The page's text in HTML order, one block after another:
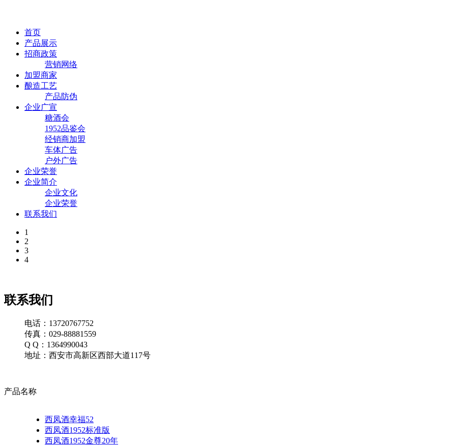
首页
产品展示
招商政策
营销网络
加盟商家
酿造工艺
产品防伪
企业广宣
糖酒会
1952品鉴会
经销商加盟
车体广告
户外广告
企业荣誉
企业简介
企业文化
企业荣誉
联系我们
1
2
3
4
联系我们
电话：13720767752
传真：029-88881559
Q Q：1364990043
地址：西安市高新区西部大道117号
产品名称
西凤酒幸福52
西凤酒1952标准版
西凤酒1952金尊20年